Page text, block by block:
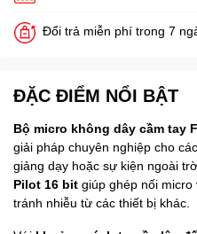
Đổi trả miễn phí trong 7
ĐẶC ĐIỂM NỔI BẬT
Bộ micro không dây cầm tay
giải pháp chuyên nghiệp cho
giảng dạy hoặc sự kiện ngoài
Pilot 16 bit giúp ghép nối micro
tránh nhiễu từ các thiết bị khác.